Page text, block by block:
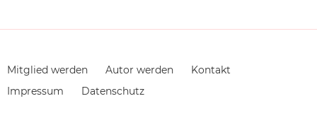
Navigation
überspringen
Mitglied werden Autor werden
Kontakt
Impressum
Datenschutz